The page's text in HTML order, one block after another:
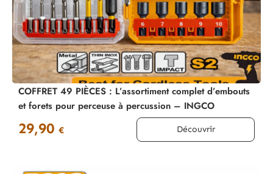
COFFRET 49 PIÈCES : L’assortiment complet d’embouts
et forets pour perceuse à percussion – INGCO
29,90 € Découvrir